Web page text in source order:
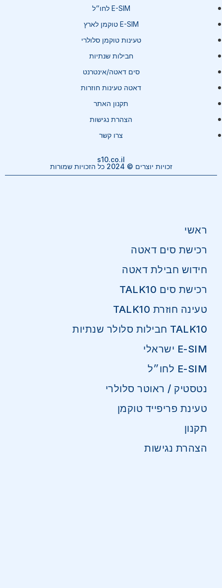
E-SIM לחו״ל
E-SIM טוקמן לארץ
טעינות טוקמן סלולרי
חבילות שנתיות
סים דאטה/אינטרנט
דאטה טעינות חוזרות
תקנון האתר
הצהרת נגישות
צרו קשר
s10.co.il
זכויות יוצרים © 2024 כל הזכויות שמורות
ראשי
רכישת סים דאטה
חידוש חבילת דאטה
רכישת סים TALK10
טעינה חוזרת TALK10
TALK10 חבילות סלולר שנתיות
E-SIM ישראלי
E-SIM לחו״ל
נטסטיק / ראוטר סלולרי
טעינת פריפייד טוקמן
תקנון
הצהרת נגישות